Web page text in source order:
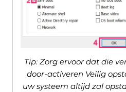
Tip: Zorg ervoor dat die
door-activeren Veilig
uw systeem altijd zal